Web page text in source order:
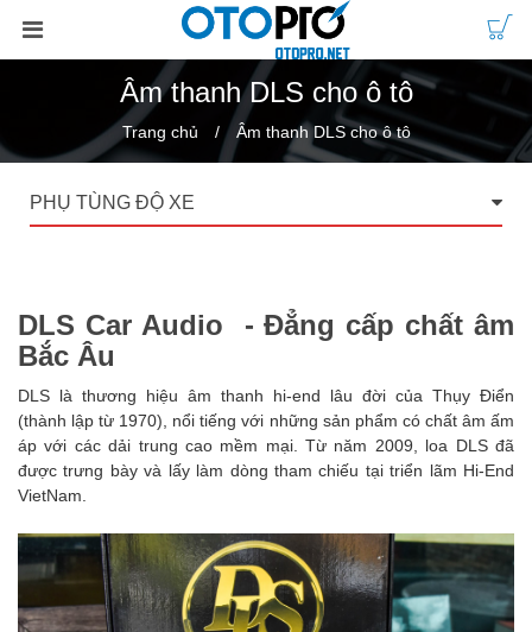
Âm thanh DLS cho ô tô
Trang chủ Âm thanh DLS cho ô tô
PHỤ TÙNG ĐỘ XE
DLS Car Audio - Đẳng cấp chất âm
Bắc Âu
DLS là thương hiệu âm thanh hi-end lâu đời của Thụy Điển
(thành lập từ 1970), nổi tiếng với ⁣những sản phẩm có chất âm ấm
áp với các dải trung cao mềm mại. Từ năm 2009, loa DLS đã
được trưng bày và lấy làm dòng tham chiếu tại triển lãm Hi-End
VietNam.